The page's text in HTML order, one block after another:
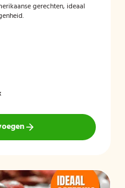
gerechten, ideaal